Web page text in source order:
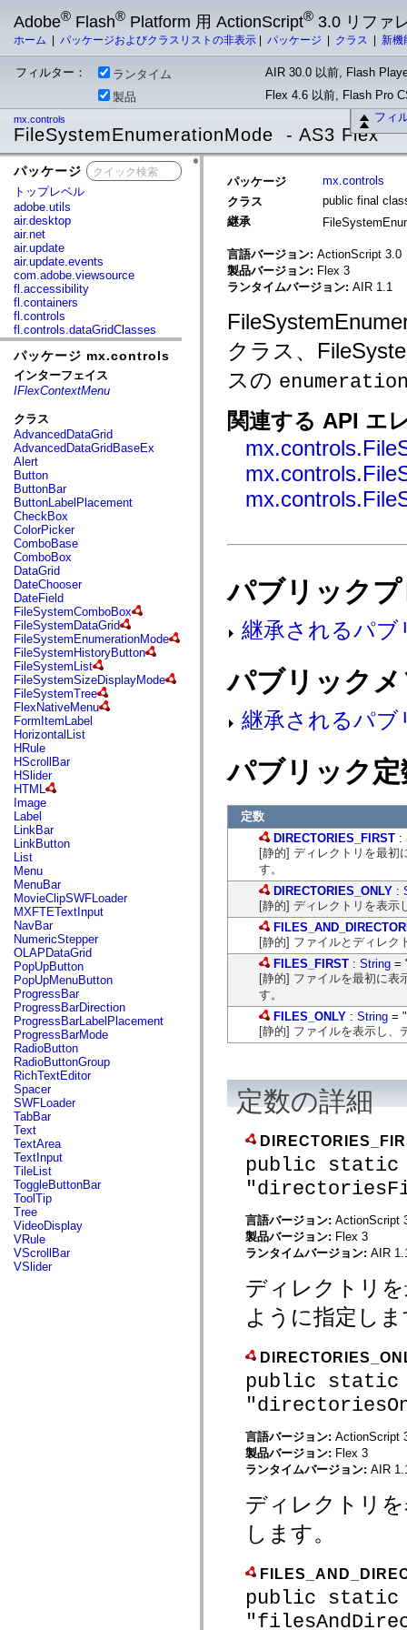
Adobe® Flash® Platform 用 ActionScript® 3.0 リファ
ホーム パッケージおよびクラスリストの非表示 パッケージ クラス 新
フィルター： ランタイム
AIR 30.0 以前, Flash
製品
Flex 4.6 以前, Flash Pro
フィ
mx.controls
FileSystemEnumerationMode - AS3 Flex
パッケージ
トップレベル
adobe.utils
air.desktop
air.net
air.update
air.update.events
com.adobe.viewsource
fl.accessibility
fl.containers
fl.controls
fl.controls.dataGridClasses
fl.controls.listClasses
fl.controls.progressBarClasses
fl.core
fl.data
fl.display
fl.events
fl.ik
fl.lang
fl.livepreview
fl.managers
fl.motion
fl.motion.easing
fl.rsl
fl.text
fl.transitions
fl.transitions.easing
fl.video
flash.accessibility
flash.concurrent
flash.crypto
flash.data
flash.desktop
flash.display
flash.display3D
flash.display3D.textures
flash.errors
flash.events
flash.external
flash.filesystem
flash.filters
flash.geom
flash.globalization
flash.html
flash.media
flash.net
flash.net.dns
flash.net.drm
flash.notifications
flash.permissions
flash.printing
flash.profiler
flash.sampler
flash.security
flash.sensors
flash.system
flash.text
flash.text.engine
flash.text.ime
flash.ui
flash.utils
flash.xml
flashx.textLayout
flashx.textLayout.compose
flashx.textLayout.container
flashx.textLayout.conversion
flashx.textLayout.edit
flashx.textLayout.elements
flashx.textLayout.events
flashx.textLayout.factory
flashx.textLayout.formats
flashx.textLayout.operations
flashx.textLayout.utils
flashx.undo
mx.accessibility
mx.automation
mx.automation.air
mx.automation.delegates
mx.automation.delegates.advancedDataGrid
mx.automation.delegates.charts
mx.automation.delegates.controls.dataGridClasses
mx.automation.delegates.controls.fileSystemClasses
パッケージ mx.controls
インターフェイス
IFlexContextMenu
クラス
AdvancedDataGrid
AdvancedDataGridBaseEx
Alert
Button
ButtonBar
ButtonLabelPlacement
CheckBox
ColorPicker
ComboBase
ComboBox
DataGrid
DateChooser
DateField
FileSystemComboBox
FileSystemDataGrid
FileSystemEnumerationMode
FileSystemHistoryButton
FileSystemList
FileSystemSizeDisplayMode
FileSystemTree
FlexNativeMenu
FormItemLabel
HorizontalList
HRule
HScrollBar
HSlider
HTML
Image
Label
LinkBar
LinkButton
List
Menu
MenuBar
MovieClipSWFLoader
MXFTETextInput
NavBar
NumericStepper
OLAPDataGrid
PopUpButton
PopUpMenuButton
ProgressBar
ProgressBarDirection
ProgressBarLabelPlacement
ProgressBarMode
RadioButton
RadioButtonGroup
RichTextEditor
Spacer
SWFLoader
TabBar
Text
TextArea
TextInput
TileList
ToggleButtonBar
ToolTip
Tree
VideoDisplay
VRule
VScrollBar
VSlider
パッケージ
mx.controls
クラス
public final
継承
言語バージョン: ActionScript 3.0
製品バージョン: Flex 3
ランタイムバージョン: AIR 1.1
クラス、
スの
関連する API エ
パブリック
継承されるパ
パブリック
継承されるパ
パブリック定
定数
DIRECTORIES_FIRST :
[静的] ディレクトリを最初
す。
DIRECTORIES_ONLY :
[静的] ディレクトリを表示
[静的] ファイルとディレク
FILES_FIRST : String =
[静的] ファイルを最初に表
す。
FILES_ONLY : String =
[静的] ファイルを表示し、
定数の詳細
public static
言語バージョン: ActionScript
製品バージョン: Flex 3
ランタイムバージョン: AIR
ディレクトリ
ように指定し
public static
言語バージョン: ActionScript
製品バージョン: Flex 3
ランタイムバージョン: AIR
ディレクトリ
します。
public static